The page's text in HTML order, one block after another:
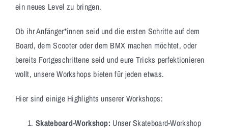
ein neues Level zu bringen.
Ob ihr Anfänger*innen seid und die ersten Schritte auf dem
Board, dem Scooter oder dem BMX machen möchtet, oder
bereits Fortgeschrittene seid und eure Tricks perfektionieren
wollt, unsere Workshops bieten für jeden etwas.
Hier sind einige Highlights unserer Workshops:
Skateboard-Workshop: Unser Skateboard-Workshop